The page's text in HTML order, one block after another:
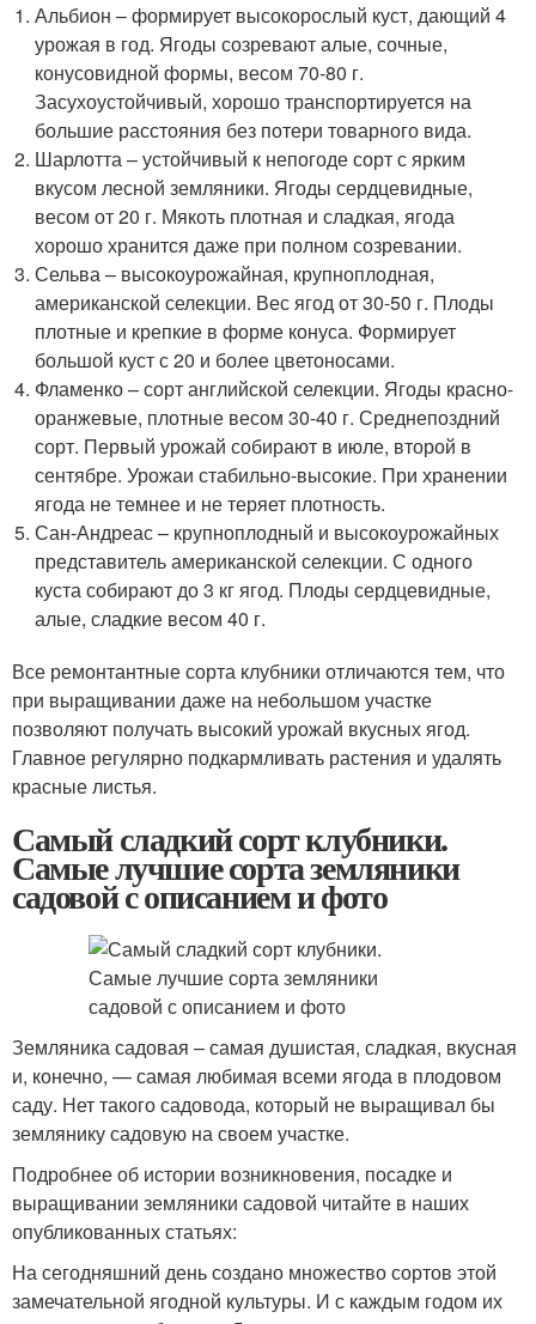
Альбион – формирует высокорослый куст, дающий 4
урожая в год. Ягоды созревают алые, сочные,
конусовидной формы, весом 70-80 г.
Засухоустойчивый, хорошо транспортируется на
большие расстояния без потери товарного вида.
Шарлотта – устойчивый к непогоде сорт с ярким
вкусом лесной земляники. Ягоды сердцевидные,
весом от 20 г. Мякоть плотная и сладкая, ягода
хорошо хранится даже при полном созревании.
Сельва – высокоурожайная, крупноплодная,
американской селекции. Вес ягод от 30-50 г. Плоды
плотные и крепкие в форме конуса. Формирует
большой куст с 20 и более цветоносами.
Фламенко – сорт английской селекции. Ягоды красно-
оранжевые, плотные весом 30-40 г. Среднепоздний
сорт. Первый урожай собирают в июле, второй в
сентябре. Урожаи стабильно-высокие. При хранении
ягода не темнее и не теряет плотность.
Сан-Андреас – крупноплодный и высокоурожайных
представитель американской селекции. С одного
куста собирают до 3 кг ягод. Плоды сердцевидные,
алые, сладкие весом 40 г.
Все ремонтантные сорта клубники отличаются тем, что
при выращивании даже на небольшом участке
позволяют получать высокий урожай вкусных ягод.
Главное регулярно подкармливать растения и удалять
красные листья.
Самый сладкий сорт клубники.
Самые лучшие сорта земляники
садовой с описанием и фото
Земляника садовая – самая душистая, сладкая, вкусная
и, конечно, — самая любимая всеми ягода в плодовом
саду. Нет такого садовода, который не выращивал бы
землянику садовую на своем участке.
Подробнее об истории возникновения, посадке и
выращивании земляники садовой читайте в наших
опубликованных статьях:
На сегодняшний день создано множество сортов этой
замечательной ягодной культуры. И с каждым годом их